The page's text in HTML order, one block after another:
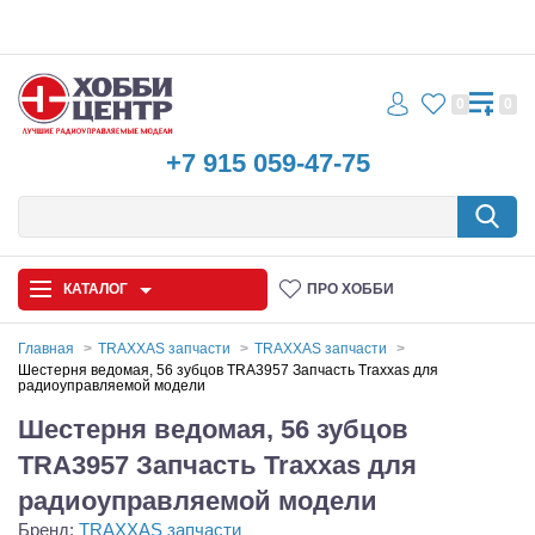
+7 915 059-47-75
0 0
КАТАЛОГ ПРО ХОББИ
Автомодели
Запчасти и аксессуары
Игрушки
Главная TRAXXAS запчасти
TRAXXAS запчасти
Шестерня ведомая, 56 зубцов TRA3957 Запчасть Traxxas для
радиоуправляемой модели
Шестерня ведомая, 56 зубцов
TRA3957 Запчасть Traxxas для
радиоуправляемой модели
Бренд: TRAXXAS запчасти